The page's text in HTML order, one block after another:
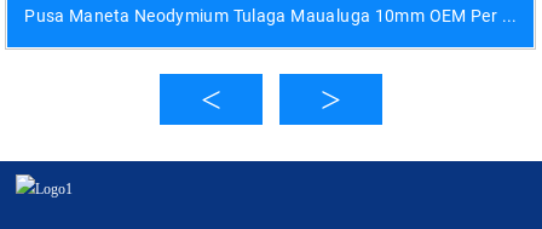
Pusa Maneta Neodymium Tulaga Maualuga 10mm OEM Per ...